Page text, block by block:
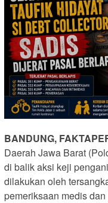
BANDUNG,
Daerah Jawa Barat
di balik aksi keji
dilakukan oleh
pemeriksaan medis